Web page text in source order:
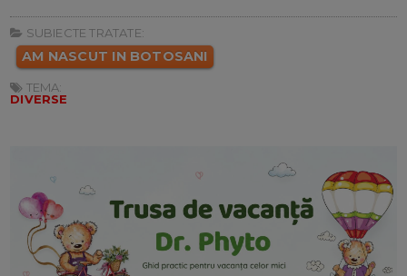
SUBIECTE TRATATE:
AM NASCUT IN BOTOSANI
TEMA:
DIVERSE